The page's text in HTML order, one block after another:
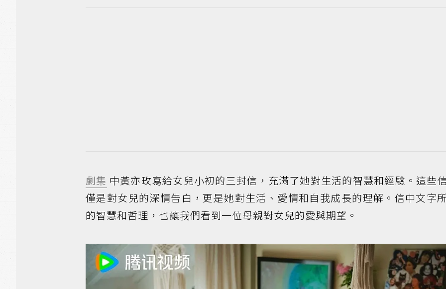
劇集 中黃亦玫寫給女兒小初的三封信，充滿了她對生活的智慧和經驗。這些
僅是對女兒的深情告白，更是她對生活、愛情和自我成長的理解。信中文字
的智慧和哲理，也讓我們看到一位母親對女兒的愛與期望。